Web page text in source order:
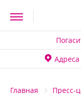
Главная Пресс-